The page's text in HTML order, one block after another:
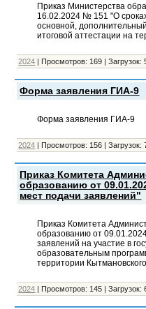
Приказ Министерства
16.02.2024 № 151 "О
основной,
итоговой аттестации на
2024 Просмотров: 169 |Загрузок:
Форма заявления ГИА-9
Форма заявления ГИА-9
2024 Просмотров: 156 |Загрузок:
Приказ Комитета
образованию от
мест подачи заявлений"
Приказ Комитета
образованию от
заявлений на участие в
образовательным
территории
2024 Просмотров: 145 |Загрузок: